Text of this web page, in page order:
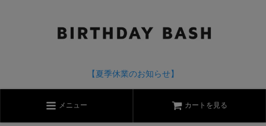
【夏季休業のお知らせ】
メニュー カートを見る